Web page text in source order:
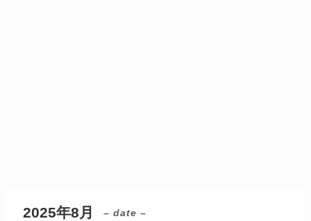
2025年8月 – date –